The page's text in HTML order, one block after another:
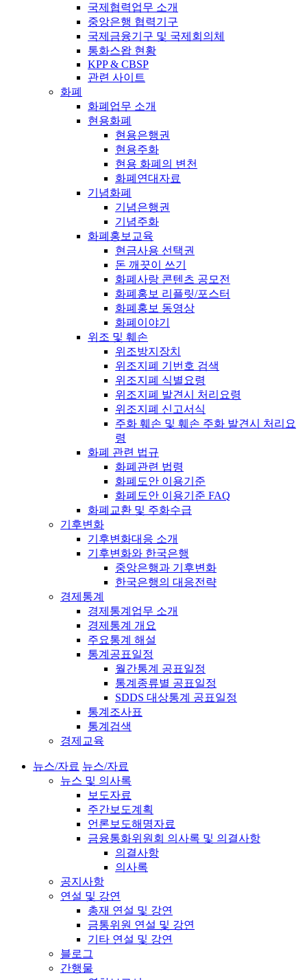
국제협력업무 소개
중앙은행 협력기구
국제금융기구 및 국제회의체
통화스왑 현황
KPP & CBSP
관련 사이트
화폐
화폐업무 소개
현용화폐
현용은행권
현용주화
현용 화폐의 변천
화폐연대자료
기념화폐
기념은행권
기념주화
화폐홍보교육
현금사용 선택권
돈 깨끗이 쓰기
화폐사랑 콘텐츠 공모전
화폐홍보 리플릿/포스터
화폐홍보 동영상
화폐이야기
위조 및 훼손
위조방지장치
위조지폐 기번호 검색
위조지폐 식별요령
위조지폐 발견시 처리요령
위조지폐 신고서식
주화 훼손 및 훼손 주화 발견시 처리요
령
화폐 관련 법규
화폐관련 법령
화폐도안 이용기준
화폐도안 이용기준 FAQ
화폐교환 및 주화수급
기후변화
기후변화대응 소개
기후변화와 한국은행
중앙은행과 기후변화
한국은행의 대응전략
경제통계
경제통계업무 소개
경제통계 개요
주요통계 해설
통계공표일정
월간통계 공표일정
통계종류별 공표일정
SDDS 대상통계 공표일정
통계조사표
통계검색
경제교육
뉴스/자료 뉴스/자료
뉴스 및 의사록
보도자료
주간보도계획
언론보도해명자료
금융통화위원회 의사록 및 의결사항
의결사항
의사록
공지사항
연설 및 강연
총재 연설 및 강연
금통위원 연설 및 강연
기타 연설 및 강연
블로그
간행물